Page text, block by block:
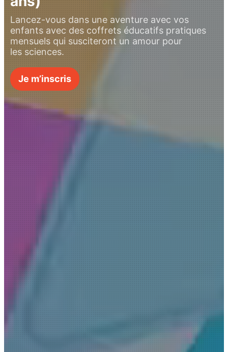
Lancez-vous dans une aventure avec vos
enfants avec des coffrets éducatifs pratiques
mensuels qui susciteront un amour pour
les sciences.
Je m’inscris